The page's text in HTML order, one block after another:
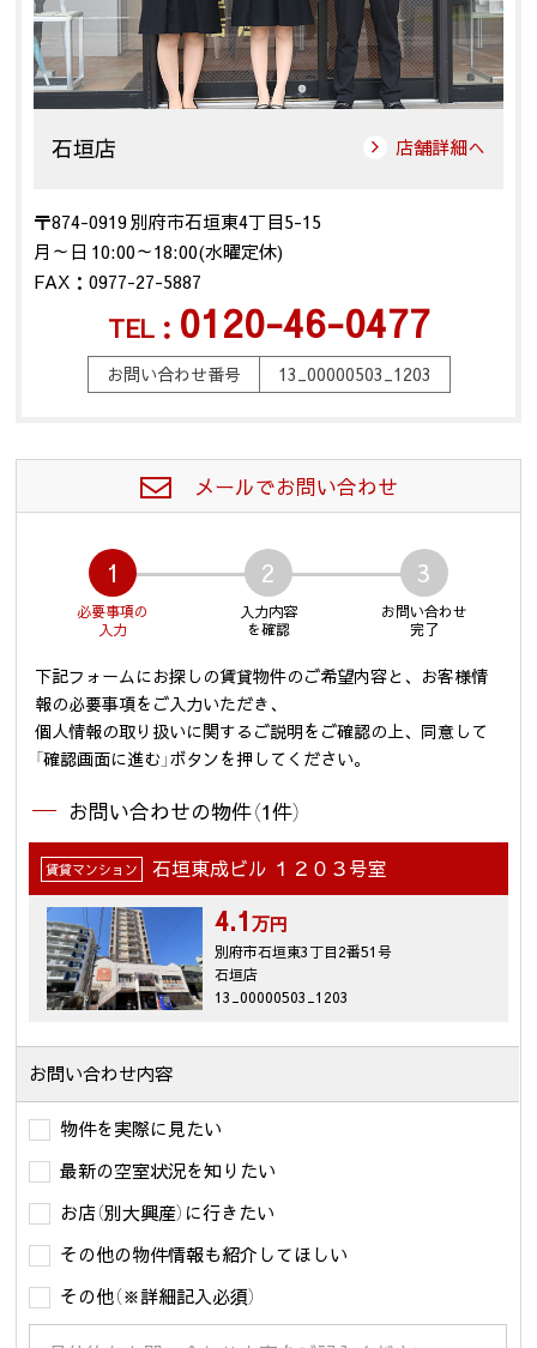
石垣店 店舗詳細へ
〒874-0919 別府市石垣東4丁目5-15
月～日 10:00～18:00(水曜定休)
FAX：0977-27-5887
TEL： 0120-46-0477
お問い合わせ番号 13_00000503_1203
メールでお問い合わせ
1
必要事項の
入力
2
入力内容
を確認
3
お問い合わせ
完了
下記フォームにお探しの賃貸物件のご希望内容と、お客様情
報の必要事項をご入力いただき、
個人情報の取り扱いに関するご説明をご確認の上、同意して
「確認画面に進む」ボタンを押してください。
お問い合わせの物件（1件）
賃貸マンション 石垣東成ビル １２０３号室
4.1万円
別府市石垣東3丁目2番51号
石垣店
13_00000503_1203
お問い合わせ内容
物件を実際に見たい
最新の空室状況を知りたい
お店（別大興産）に行きたい
その他の物件情報も紹介してほしい
その他（※詳細記入必須）